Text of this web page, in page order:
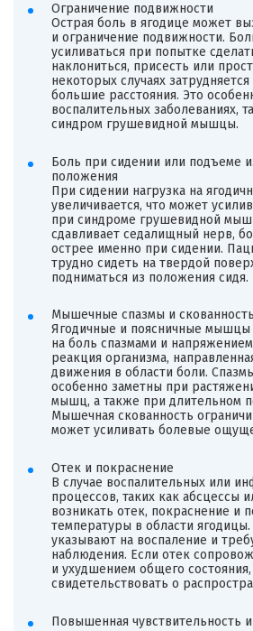
Ограничение подвижности
Острая боль в ягодице может
и ограничение подвижности.
усиливаться при попытке
наклониться, присесть или
некоторых случаях
большие расстояния. Это
воспалительных заболеваниях,
синдром грушевидной мышцы.
Боль при сидении или подъеме
положения
При сидении нагрузка на
увеличивается, что может
при синдроме грушевидной
сдавливает седалищный нерв,
острее именно при сидении.
трудно сидеть на твердой
подниматься из положения сидя.
Мышечные спазмы и скованность
Ягодичные и поясничные мышцы
на боль спазмами и
реакция организма,
движения в области боли.
особенно заметны при
мышц, а также при длительном
Мышечная скованность
может усиливать болевые
Отек и покраснение
В случае воспалительных или
процессов, таких как абсцессы
возникать отек, покраснение и
температуры в области
указывают на воспаление и
наблюдения. Если отек
и ухудшением общего
свидетельствовать о
Повышенная чувствительность